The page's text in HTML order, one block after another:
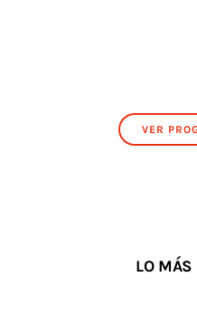
VER
LO MÁS